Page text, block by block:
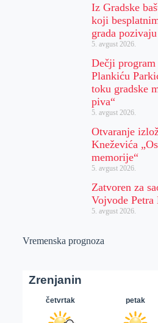
Iz Gradske
koji
grada
5. avgust 2026.
Dečji
Plankiću
toku gradske
piva“
5. avgust 2026.
Otvaranje
Kneževića
memorije“
5. avgust 2026.
Zatvoren za
Vojvode Petra
5. avgust 2026.
Vremenska prognoza